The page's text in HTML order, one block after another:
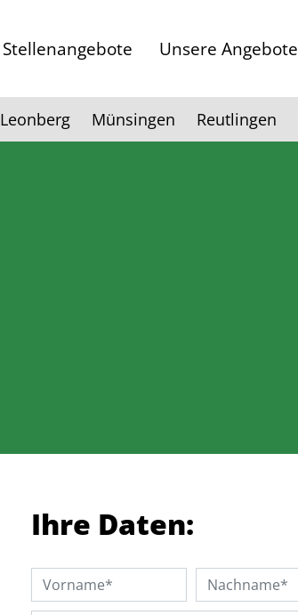
Leonberg Münsingen Reutlingen
Stellenangebote Unsere Angebote
Ihre Daten: